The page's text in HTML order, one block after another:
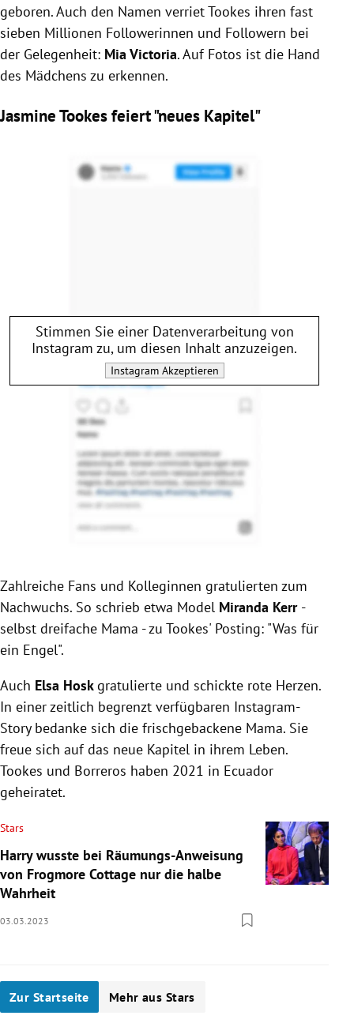
geboren. Auch den Namen verriet Tookes ihren fast
sieben Millionen Followerinnen und Followern bei
der Gelegenheit: Mia Victoria. Auf Fotos ist die Hand
des Mädchens zu erkennen.
Jasmine Tookesfeiert "neues Kapitel"
Stimmen Sie einer Datenverarbeitung von
Instagram zu, um diesen Inhalt anzuzeigen.
InstagramAkzeptieren
Zahlreiche Fans und Kolleginnen gratulierten zum
Nachwuchs. So schrieb etwa Model Miranda Kerr -
selbst dreifache Mama - zu Tookes' Posting: "Was für
ein Engel".
Auch Elsa Hoskgratulierte und schickte rote Herzen.
In einer zeitlich begrenzt verfügbaren Instagram-
Story bedanke sich die frischgebackene Mama. Sie
freue sich auf das neue Kapitel in ihrem Leben.
Tookes und Borreros haben 2021 in Ecuador
geheiratet.
Stars
Harry wusste bei Räumungs-Anweisung
von Frogmore Cottage nur die halbe
Wahrheit
03.03.2023
Zur Startseite Mehr aus Stars